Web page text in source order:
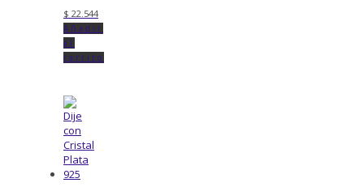
$ 22.544
Añadir
al
carrito